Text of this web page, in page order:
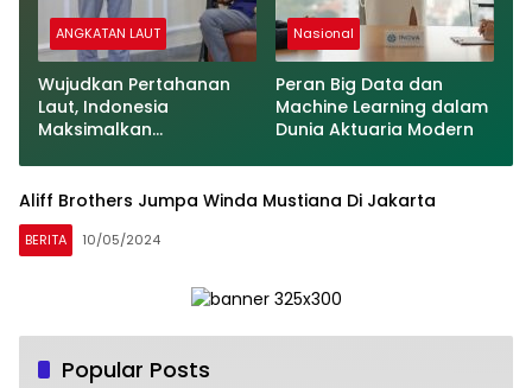
ANGKATAN LAUT
Wujudkan Pertahanan
Laut, Indonesia
Maksimalkan
Nasional
Peran Big Data dan
Machine Learning dalam
Dunia Aktuaria Modern
Aliff Brothers Jumpa Winda Mustiana Di Jakarta
BERITA 10/05/2024
Popular Posts